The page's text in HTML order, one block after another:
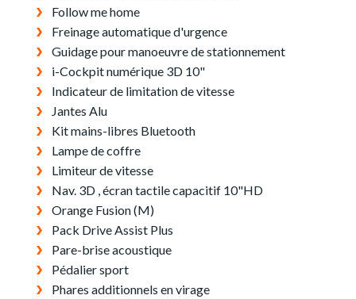
Follow me home
Freinage automatique d'urgence
Guidage pour manoeuvre de stationnement
i-Cockpit numérique 3D 10"
Indicateur de limitation de vitesse
Jantes Alu
Kit mains-libres Bluetooth
Lampe de coffre
Limiteur de vitesse
Nav. 3D , écran tactile capacitif 10"HD
Orange Fusion (M)
Pack Drive Assist Plus
Pare-brise acoustique
Pédalier sport
Phares additionnels en virage